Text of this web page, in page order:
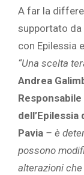
A far la
supportato da
con Epilessia
“Una scelta
Andrea
dell’Epilessia
Pavia – è
possono
alterazioni